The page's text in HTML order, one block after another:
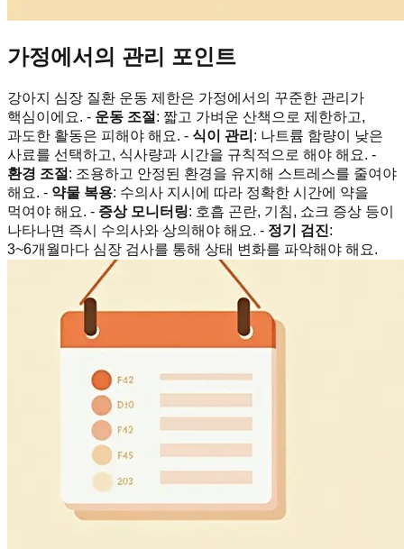
가정에서의 관리 포인트
강아지 심장 질환 운동 제한은 가정에서의 꾸준한 관리가
핵심이에요. - 운동 조절 : 짧고 가벼운 산책으로 제한하고,
과도한 활동은 피해야 해요. - 식이 관리 : 나트륨 함량이 낮은
사료를 선택하고, 식사량과 시간을 규칙적으로 해야 해요. -
환경 조절 : 조용하고 안정된 환경을 유지해 스트레스를 줄여야
해요. - 약물 복용: 수의사 지시에 따라 정확한 시간에 약을
먹여야 해요. - 증상 모니터링: 호흡 곤란, 기침, 쇼크 증상 등이
나타나면 즉시 수의사와 상의해야 해요. - 정기 검진:
3~6개월마다 심장 검사를 통해 상태 변화를 파악해야 해요.